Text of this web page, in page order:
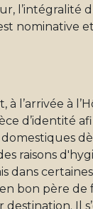
l’intégralité
nominative
l’arrivée à
d’identité
raisons
dans
bon père de
Il